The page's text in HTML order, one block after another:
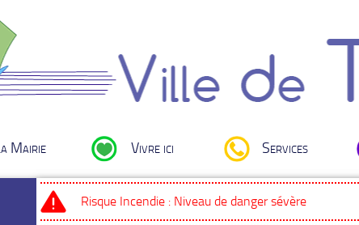
Mairie Vivre ici Services
Risque Incendie : Niveau de danger sévère